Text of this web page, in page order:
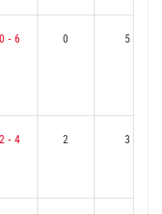
0 - 6 0 5
2 - 4 2 3